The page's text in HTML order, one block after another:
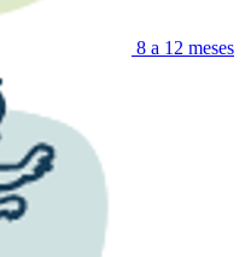
8 a 12 meses